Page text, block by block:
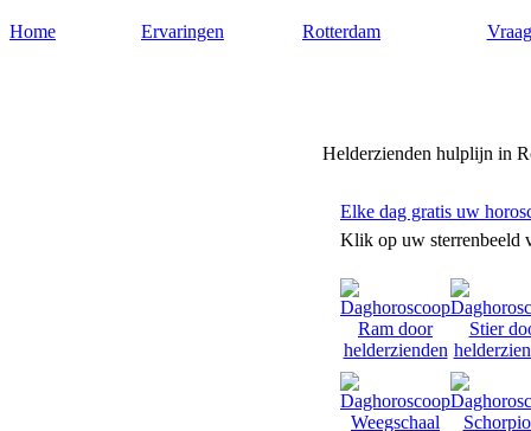
Home Ervaringen Rotterdam
Helderzienden hulplijn in
Elke dag gratis uw
Klik op uw sterrenbeeld